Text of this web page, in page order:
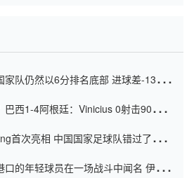
队仍然以6分排名底部 进球差-13令人
西1-4阿根廷：Vinicius 0射击90分钟
首次亮相 中国国家足球队错过了世界
的年轻球员在一场战斗中闻名 伊万放